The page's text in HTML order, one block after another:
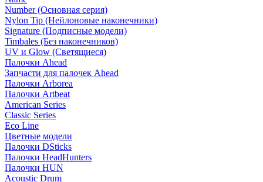
Number (Основная серия)
Nylon Tip (Нейлоновые наконечники)
Signature (Подписные модели)
Timbales (Без наконечников)
UV и Glow (Светящиеся)
Палочки Ahead
Запчасти для палочек Ahead
Палочки Arborea
Палочки Artbeat
American Series
Classic Series
Eco Line
Цветные модели
Палочки DSticks
Палочки HeadHunters
Палочки HUN
Acoustic Drum